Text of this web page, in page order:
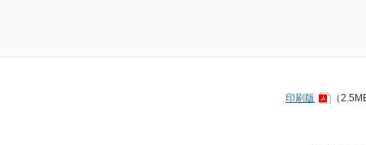
印刷版 （